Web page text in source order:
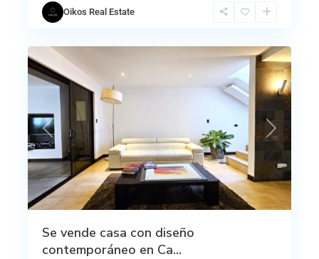
Oikos Real Estate
La
Previous Next
Se vende casa con diseño
contemporáneo en Ca...